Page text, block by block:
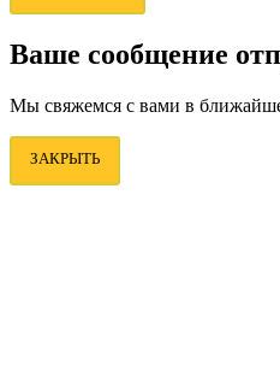
Ваше сообщение
Мы свяжемся с вами в
ЗАКРЫТЬ